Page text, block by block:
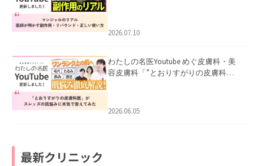
た。
2026.07.10
わたしの名医Youtube めぐ皮膚科・美
容皮膚科「”とおりすがりの皮膚科
2026.06.05
最新クリニック